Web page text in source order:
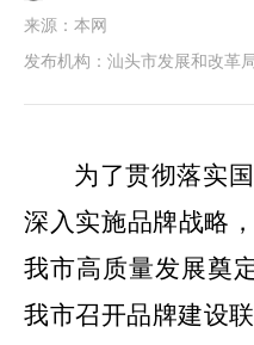
来源： 本网
发布机构： 汕头市发展和改革
为了贯彻落实
深入实施品牌战略
我市高质量发展奠
我市召开品牌建设